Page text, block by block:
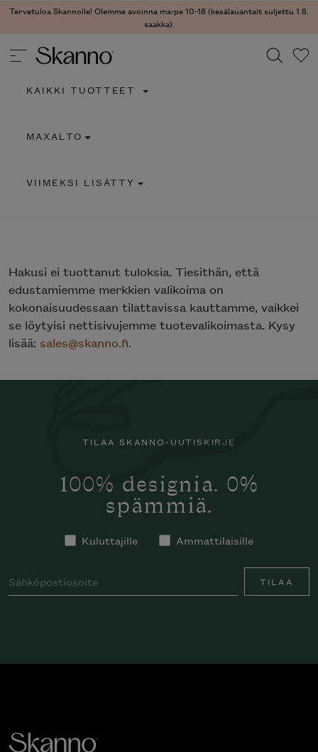
Tervetuloa Skannolle! Olemme avoinna ma-pe 10-18 (kesälauantait suljettu 1.8.
saakka).
Type 2 or more characters for results.
KAIKKI TUOTTEET
MAXALTO
VIIMEKSI LISÄTTY
Hakusi ei tuottanut tuloksia. Tiesithän, että
edustamiemme merkkien valikoima on
kokonaisuudessaan tilattavissa kauttamme, vaikkei
se löytyisi nettisivujemme tuotevalikoimasta. Kysy
lisää: sales@skanno.fi.
TILAA SKANNO-UUTISKIRJE
100% designia. 0%
spämmiä.
Kuluttajille Ammattilaisille
TILAA